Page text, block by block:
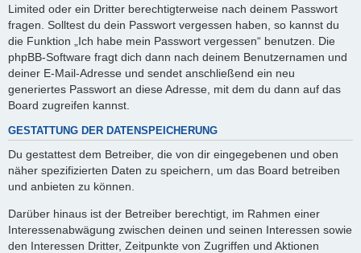
Limited oder ein Dritter berechtigterweise nach deinem Passwort
fragen. Solltest du dein Passwort vergessen haben, so kannst du
die Funktion „Ich habe mein Passwort vergessen“ benutzen. Die
phpBB-Software fragt dich dann nach deinem Benutzernamen und
deiner E-Mail-Adresse und sendet anschließend ein neu
generiertes Passwort an diese Adresse, mit dem du dann auf das
Board zugreifen kannst.
GESTATTUNG DER DATENSPEICHERUNG
Du gestattest dem Betreiber, die von dir eingegebenen und oben
näher spezifizierten Daten zu speichern, um das Board betreiben
und anbieten zu können.
Darüber hinaus ist der Betreiber berechtigt, im Rahmen einer
Interessenabwägung zwischen deinen und seinen Interessen sowie
den Interessen Dritter, Zeitpunkte von Zugriffen und Aktionen